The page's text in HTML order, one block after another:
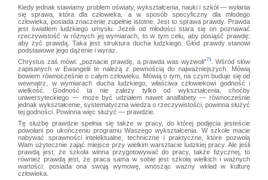
Kiedy jednak stawiamy problem oświaty, wykształcenia, nauki i szkół — wyłania
się sprawa, która dla człowieka, a w sposób specyficzny dla młodego
człowieka, posiada znaczenie zupełnie istotne. Jest to sprawa prawdy. Prawda
jest światłem ludzkiego umysłu. Jeżeli od młodości stara się on poznawać
rzeczywistość w różnych jej wymiarach, to w tym celu, aby posiąść prawdę:
aby żyć prawdą. Taka jest struktura ducha ludzkiego. Głód prawdy stanowi
podstawowe jego dążenie i wyraz.
Chrystus zaś mówi: „poznacie prawdę, a prawda was wyzwoli”71. Wśród słów
zapisanych w Ewangelii te należą z pewnością do najważniejszych. Mówią
bowiem równocześnie o całym człowieku. Mówią o tym, na czym buduje się od
wewnątrz, w wymiarach ducha ludzkiego, właściwa człowiekowi godność i
wielkość. Godność ta nie zależy tylko od wykształcenia, choćby
uniwersyteckiego — może być udziałem nawet analfabety — równocześnie
jednak wykształcenie, systematyczna wiedza o rzeczywistości, powinna służyć
tej godności. Powinna więc służyć — prawdzie.
Tę służbę prawdzie spełnia się także w pracy, do której podjęcia jesteście
powołani po ukończeniu programu Waszego wykształcenia. W szkole macie
nabywać sprawności intelektualne, techniczne i praktyczne, które pozwolą
Wam użytecznie zająć miejsce przy wielkim warsztacie ludzkiej pracy. Ale jeśli
prawdą jest, że szkoła winna przygotowywać do pracy, także fizycznej, to
również prawdą jest, że praca sama w sobie jest szkołą wielkich i ważnych
wartości: posiada ona swoją wymowę, wnosząc ważny wkład w kulturę
człowieka.